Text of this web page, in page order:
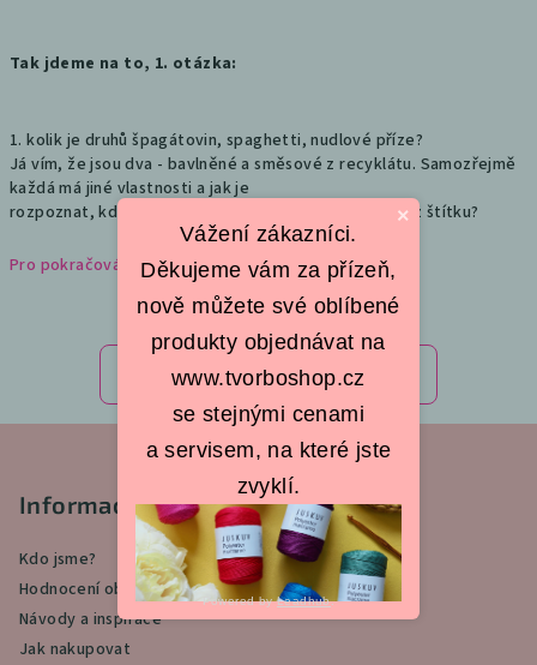
Tak jdeme na to, 1. otázka:
1. kolik je druhů špagátovin, spaghetti, nudlové příze?
Já vím, že jsou dva - bavlněné a směsové z recyklátu. Samozřejmě
každá má jiné vlastnosti a jak je
rozpoznat, když se nám dostane do ruky materiál bez štítku?
Pro pokračování klikněte zde
Předchozí článek Další článek
Informace pro vás
Kdo jsme?
Hodnocení obchodu
Návody a inspirace
Jak nakupovat
×
Vážení zákazníci.
Děkujeme vám za přízeň,
nově můžete své oblíbené
produkty objednávat na
www.tvorboshop.cz
se stejnými cenami
a servisem, na které jste
zvyklí.
Powered by Leadhub.